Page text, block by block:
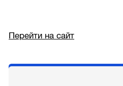
Перейти на сайт